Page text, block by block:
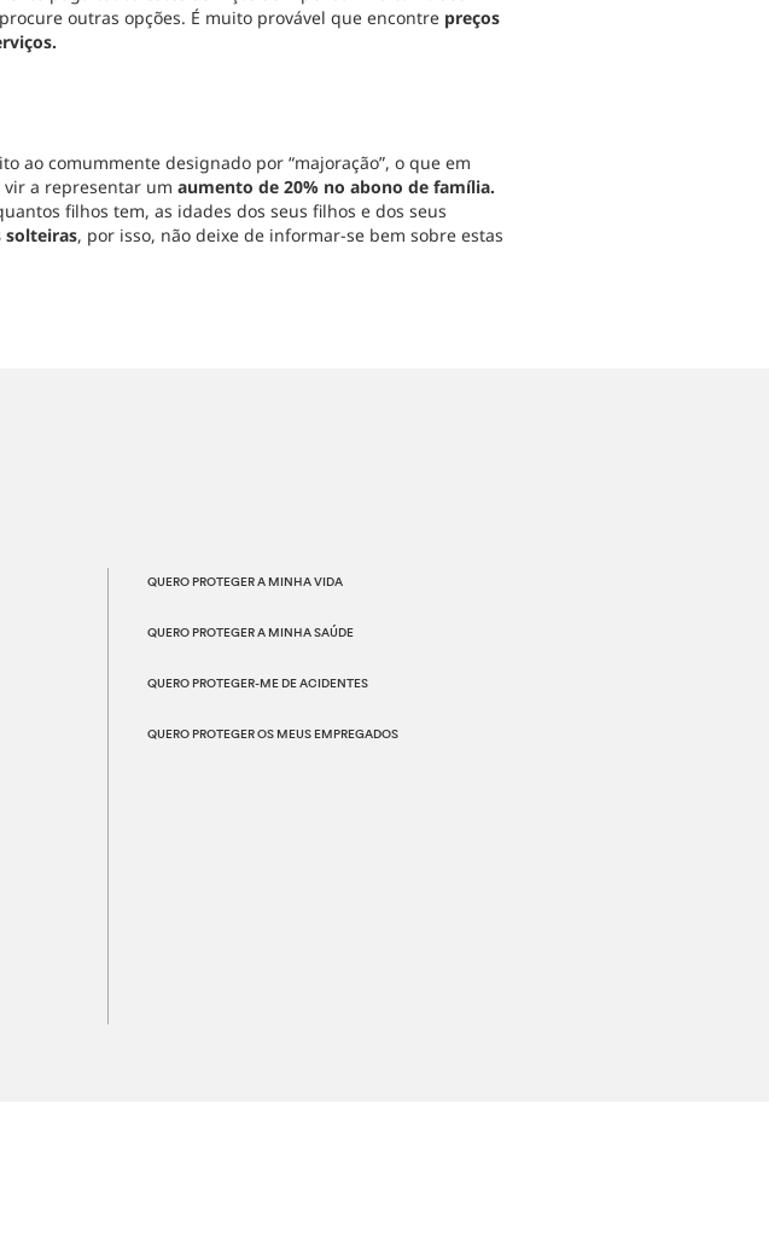
outras opções. É muito provável que encontre preços
ao comummente designado por “majoração”, o que em
a representar um aumento de 20% no abono de família.
filhos tem, as idades dos seus filhos e dos seus
solteiras, por isso, não deixe de informar-se bem sobre estas
QUERO PROTEGER A MINHA VIDA
QUERO PROTEGER A MINHA SAÚDE
QUERO PROTEGER-ME DE ACIDENTES
QUERO PROTEGER OS MEUS EMPREGADOS